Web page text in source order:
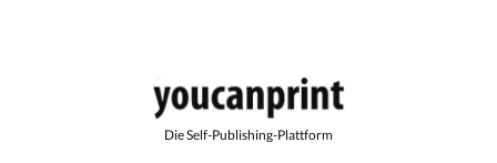
Die Self-Publishing-Plattform